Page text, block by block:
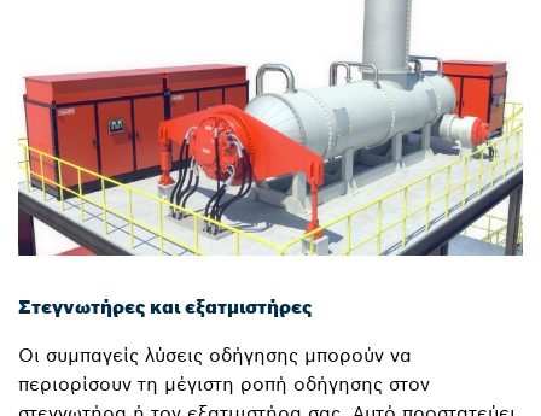
Στεγνωτήρες και εξατμιστήρες
Οι συμπαγείς λύσεις οδήγησης μπορούν να
περιορίσουν τη μέγιστη ροπή οδήγησης στον